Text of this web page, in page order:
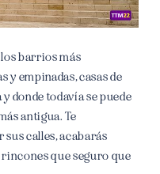
los barrios más
y empinadas, casas de
donde todavía se puede
antigua. Te
calles, acabarás
que seguro que